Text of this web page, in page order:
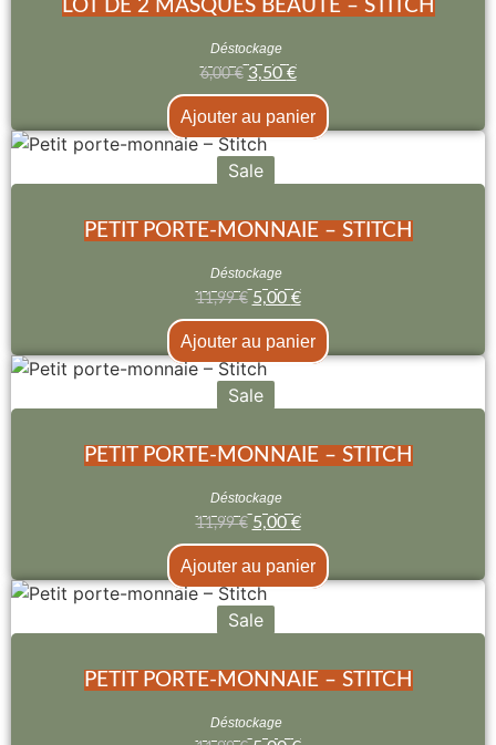
LOT DE 2 MASQUES BEAUTÉ – STITCH
Déstockage
6,00€ 3,50 €
Ajouter au panier
Sale
PETIT PORTE-MONNAIE – STITCH
Déstockage
11,99€ 5,00 €
Ajouter au panier
Sale
PETIT PORTE-MONNAIE – STITCH
Déstockage
11,99€ 5,00 €
Ajouter au panier
Sale
PETIT PORTE-MONNAIE – STITCH
Déstockage